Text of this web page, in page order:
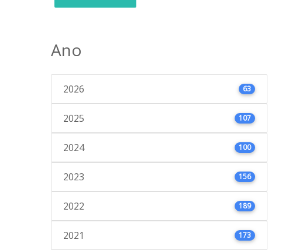
Ano
2026 63
2025 107
2024 100
2023 156
2022 189
2021 173